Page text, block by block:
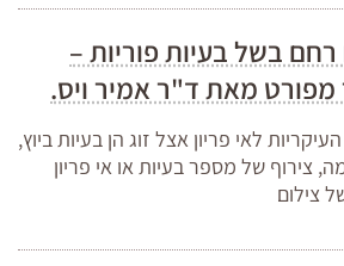
רחם בשל בעיות פוריות –
מאת ד"ר אמיר ויס.
לאי פריון אצל זוג הן בעיות ביוץ,
צירוף של מספר בעיות או אי פריון
צילום